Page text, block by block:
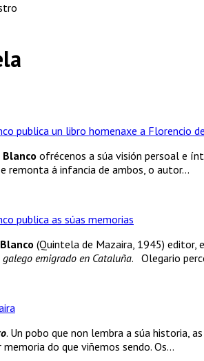
publica un libro homenaxe a Florencio
ofrécenos a súa visión persoal e
remonta á infancia de ambos, o autor...
publica as súas memorias
(Quintela de Mazaira, 1945) editor,
emigrado en Cataluña. Olegario
. Un pobo que non lembra a súa historia,
do que viñemos sendo. Os...